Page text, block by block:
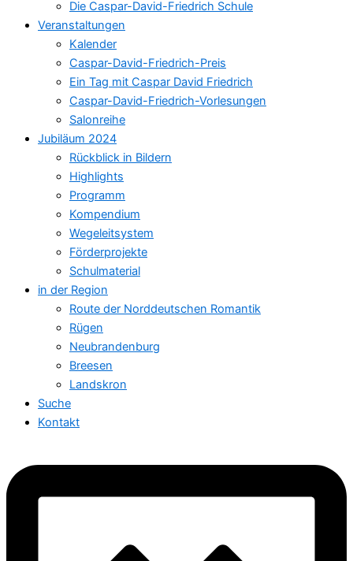
Die Caspar-David-Friedrich Schule
Veranstaltungen
Kalender
Caspar-David-Friedrich-Preis
Ein Tag mit Caspar David Friedrich
Caspar-David-Friedrich-Vorlesungen
Salonreihe
Jubiläum 2024
Rückblick in Bildern
Highlights
Programm
Kompendium
Wegeleitsystem
Förderprojekte
Schulmaterial
in der Region
Route der Norddeutschen Romantik
Rügen
Neubrandenburg
Breesen
Landskron
Suche
Kontakt